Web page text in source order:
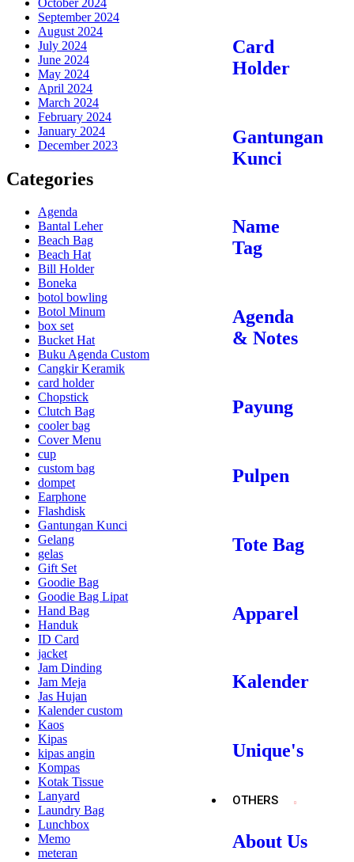
Card
Holder
Gantungan
Kunci
Name
Tag
Agenda
& Notes
Payung
Pulpen
Tote Bag
Apparel
Kalender
Unique's
OTHERS
About Us
September 2024
August 2024
July 2024
June 2024
May 2024
April 2024
March 2024
February 2024
January 2024
December 2023
Categories
Agenda
Bantal Leher
Beach Bag
Beach Hat
Bill Holder
Boneka
botol bowling
Botol Minum
box set
Bucket Hat
Buku Agenda Custom
Cangkir Keramik
card holder
Chopstick
Clutch Bag
cooler bag
Cover Menu
cup
custom bag
dompet
Earphone
Flashdisk
Gantungan Kunci
Gelang
gelas
Gift Set
Goodie Bag
Goodie Bag Lipat
Hand Bag
Handuk
ID Card
jacket
Jam Dinding
Jam Meja
Jas Hujan
Kalender custom
Kaos
Kipas
kipas angin
Kompas
Kotak Tissue
Lanyard
Laundry Bag
Lunchbox
Memo
meteran